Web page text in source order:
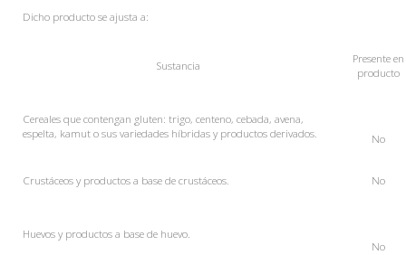
Dicho producto se ajusta a:
Sustancia Presenteen
producto
Cereales que contengan gluten: trigo, centeno, cebada, avena,
espelta, kamut o sus variedades híbridas y productos derivados.
No
Crustáceos y productos a base de crustáceos. No
Huevos y productos a base de huevo.
No